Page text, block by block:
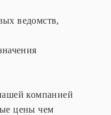
ведомств,
компанией
цены чем